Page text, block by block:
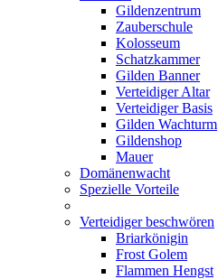
Gildenzentrum
Zauberschule
Kolosseum
Schatzkammer
Gilden Banner
Verteidiger Altar
Verteidiger Basis
Gilden Wachturm
Gildenshop
Mauer
Domänenwacht
Spezielle Vorteile
Verteidiger beschwören
Briarkönigin
Frost Golem
Flammen Hengst